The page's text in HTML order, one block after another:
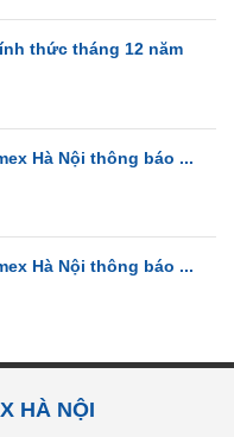
thức tháng 12 năm
Hà Nội thông báo ...
Hà Nội thông báo ...
HÀ NỘI